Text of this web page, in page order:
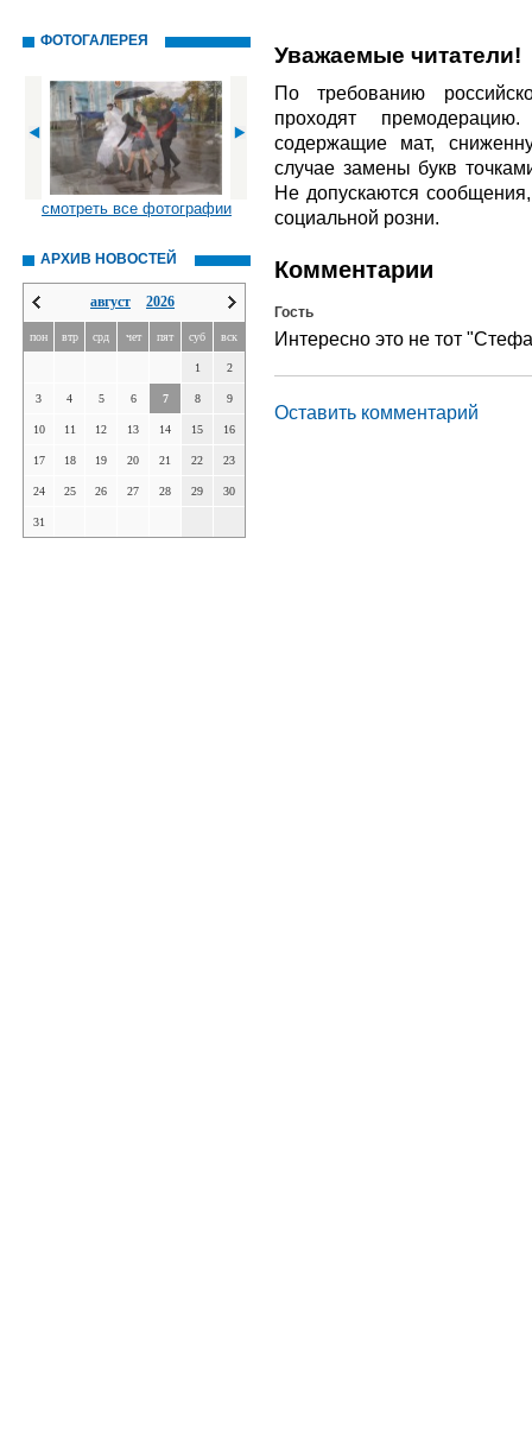
ФОТОГАЛЕРЕЯ
смотреть все фотографии
АРХИВ НОВОСТЕЙ
август 2026
пон втр срд чет пят суб вск
1 2
3 4 5 6 7 8 9
10 11 12 13 14 15 16
17 18 19 20 21 22 23
24 25 26 27 28 29 30
31
Уважаемые читатели!
По требованию
проходят
содержащие мат,
случае замены букв
Не допускаются
социальной розни.
Комментарии
Гость
Интересно это не тот
Оставить комментарий